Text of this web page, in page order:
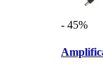
- 45%